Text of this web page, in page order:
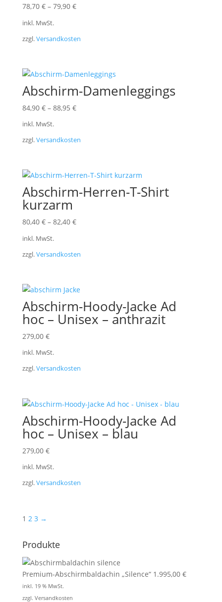
78,70 €– 79,90 €
inkl. MwSt.
zzgl.Versandkosten
Abschirm-Damenleggings
84,90 €– 88,95 €
inkl. MwSt.
zzgl.Versandkosten
Abschirm-Herren-T-Shirt
kurzarm
80,40 €– 82,40 €
inkl. MwSt.
zzgl.Versandkosten
Abschirm-Hoody-Jacke Ad
hoc – Unisex – anthrazit
279,00 €
inkl. MwSt.
zzgl.Versandkosten
Abschirm-Hoody-Jacke Ad
hoc – Unisex – blau
279,00 €
inkl. MwSt.
zzgl.Versandkosten
1 2 3 →
Produkte
Premium-Abschirmbaldachin „Silence“ 1.995,00 €
inkl. 19 % MwSt.
zzgl. Versandkosten